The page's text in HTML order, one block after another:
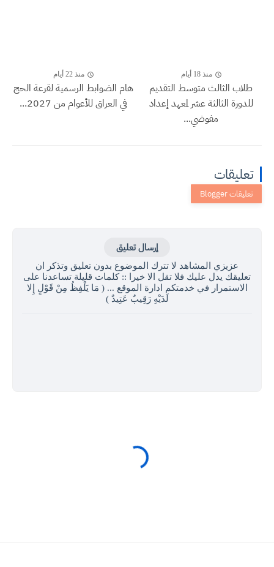
منذ 18 أيام
طلاب الثالث متوسط التقديم
للدورة الثالثة عشر لمعهد إعداد
مفوضي...
منذ 22 أيام
هام الضوابط الرسمية لقرعة الحج
في العراق للأعوام من 2027...
تعليقات
إرسال تعليق
عزيزي المشاهد لا تترك الموضوع بدون تعليق وتذكر ان
تعليقك يدل عليك فلا تقل الا خيرا :: كلمات قليلة تساعدنا على
الاستمرار في خدمتكم ادارة الموقع ... ( مَا يَلْفِظُ مِنْ قَوْلٍ إِلا
لَدَيْهِ رَقِيبٌ عَتِيدٌ )